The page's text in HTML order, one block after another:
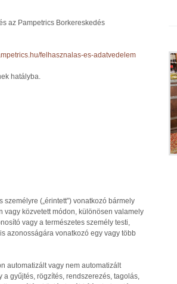
az Pampetrics Borkereskedés
felhasznalas-es-adatvedelem
hatályba.
(„érintett”) vonatkozó bármely
vagy közvetett módon, különösen valamely
vagy a természetes személy testi,
azonosságára vonatkozó egy vagy több
automatizált vagy nem automatizált
gyűjtés, rögzítés, rendszerezés, tagolás,